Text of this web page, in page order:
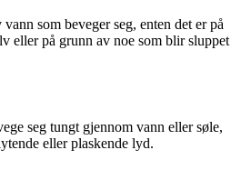
som beveger seg, enten det er på
eller på grunn av noe som blir sluppet
seg tungt gjennom vann eller søle,
eller plaskende lyd.